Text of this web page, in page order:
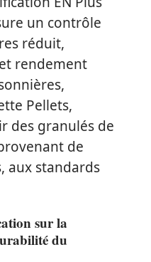
un contrôle
réduit,
rendement
Pellets,
des granulés de
de
aux standards
sur la
du